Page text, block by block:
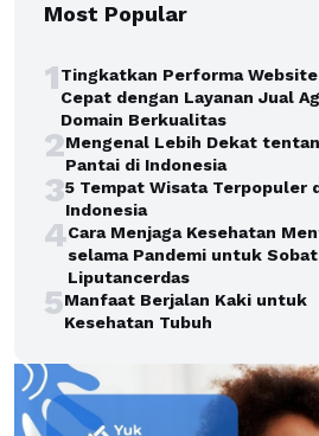
Most Popular
1Tingkatkan Performa
Cepat dengan Layanan Jual
Domain Berkualitas
2Mengenal Lebih Dekat
Pantai di Indonesia
35 Tempat Wisata Terpopuler
Indonesia
4Cara Menjaga Kesehatan
selama Pandemi untuk Sobat
Liputancerdas
5Manfaat Berjalan Kaki untuk
Kesehatan Tubuh